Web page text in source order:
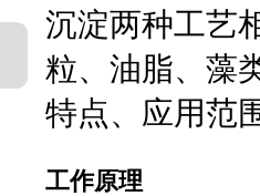
沉淀两种工艺
粒、油脂、藻
特点、应用范
工作原理